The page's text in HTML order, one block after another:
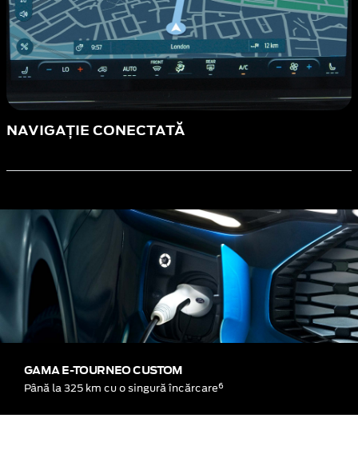
NAVIGAȚIE CONECTATĂ
GAMA E-TOURNEO CUSTOM
Până la 325 km cu o singură încărcare6